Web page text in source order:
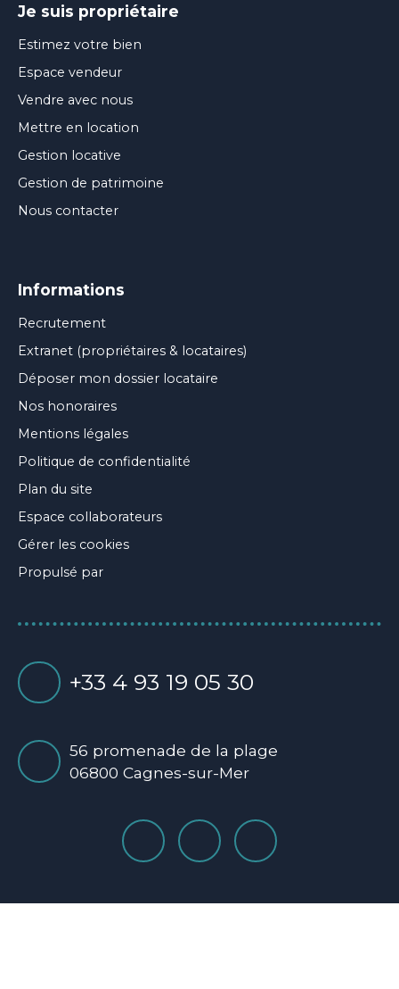
Je suis propriétaire
Estimez votre bien
Espace vendeur
Vendre avec nous
Mettre en location
Gestion locative
Gestion de patrimoine
Nous contacter
Informations
Recrutement
Extranet (propriétaires & locataires)
Déposer mon dossier locataire
Nos honoraires
Mentions légales
Politique de confidentialité
Plan du site
Espace collaborateurs
Gérer les cookies
Propulsé par
+33 4 93 19 05 30
56 promenade de la plage
06800 Cagnes-sur-Mer